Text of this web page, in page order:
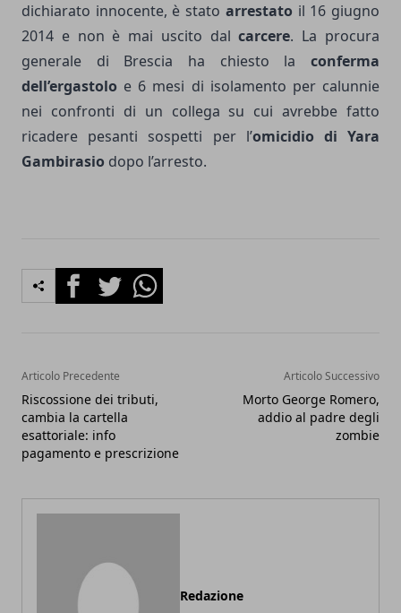
dichiarato innocente, è stato arrestato il 16 giugno
2014 e non è mai uscito dalcarcere. La procura
generale di Brescia ha chiesto la conferma
dell’ergastolo e 6 mesi di isolamento per calunnie
nei confronti di un collega su cui avrebbe fatto
ricadere pesanti sospetti per l’omicidio di Yara
Gambirasio dopo l’arresto.
FacebookTwitterWhatsapp
Articolo Precedente
Riscossione dei tributi,
cambia la cartella
esattoriale: info
pagamento e prescrizione
Articolo Successivo
Morto George Romero,
addio al padre degli
zombie
Redazione